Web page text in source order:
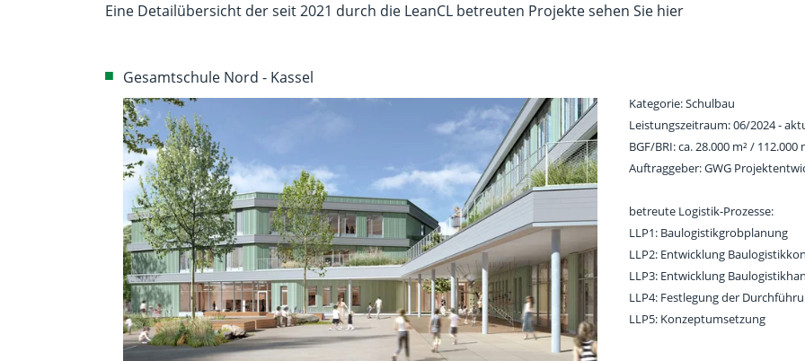
Eine Detailübersicht der seit 2021 durch die LeanCL betreuten Projekte sehen Sie hier
Gesamtschule Nord - Kassel
Kategorie: Schulbau
Leistungszeitraum: 06/2024 -
BGF/BRI: ca. 28.000 m² / 112.000
Auftraggeber: GWG
betreute Logistik-Prozesse:
LLP1: Baulogistikgrobplanung
LLP2: Entwicklung
LLP3: Entwicklung
LLP4: Festlegung der
LLP5: Konzeptumsetzung